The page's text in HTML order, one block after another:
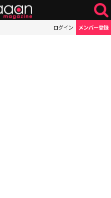
ログイン メンバー登録